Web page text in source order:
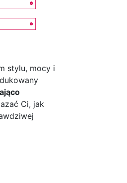
stylu, mocy i
Ci, jak